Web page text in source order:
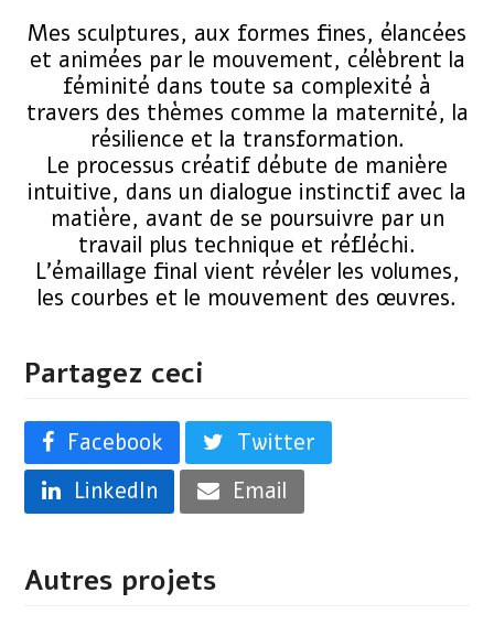
Mes sculptures, aux formes fines, élancées
et animées par le mouvement, célèbrent la
féminité dans toute sa complexité à
travers des thèmes comme la maternité, la
résilience et la transformation.
Le processus créatif débute de manière
intuitive, dans un dialogue instinctif avec la
matière, avant de se poursuivre par un
travail plus technique et réfléchi.
L’émaillage final vient révéler les volumes,
les courbes et le mouvement des œuvres.
Partagez ceci
Facebook
Twitter
LinkedIn
Email
Autres projets